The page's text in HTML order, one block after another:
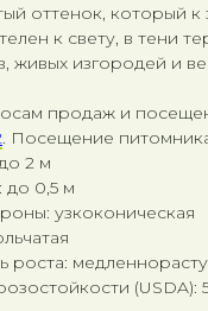
оттенок, который
к свету, в тени
живых изгородей и
продаж и
. Посещение
2 м
0,5 м
узкоконическая
роста:
(USDA):